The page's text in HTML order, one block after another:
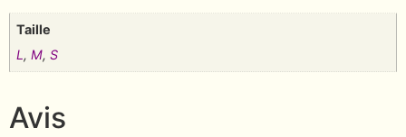
Taille
L,M,S
Avis